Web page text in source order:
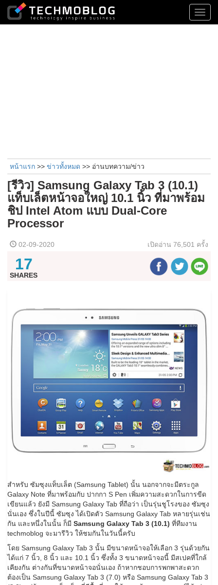
หน้าแรก >> ข่าวทั้งหมด >> อ่านบทความ/ข่าว
[รีวิว] Samsung Galaxy Tab 3 (10.1)
แท็บเล็ตหน้าจอใหญ่ 10.1 นิ้ว ที่มาพร้อม
ชิป Intel Atom แบบ Dual-Core
Processor
02-09-2020 เปิดอ่าน 76,501 ครั้ง
17
SHARES
สำหรับ ซัมซุงแท็บเล็ต (Samsung Tablet) นั้น นอกจากจะมีตระกูล
Galaxy Note ที่มาพร้อมกับ ปากกา S Pen เพิ่มความสะดวกในการขีด
เขียนแล้ว ยังมี Samsung Galaxy Tab ที่ถือว่า เป็นรุ่นชูโรงของ ซัมซุง
นั่นเอง ซึ่งในปีนี้ ซัมซุง ได้เปิดตัว Samsung Galaxy Tab หลายรุ่นเช่น
กัน และหนึ่งในนั้น ก็มี Samsung Galaxy Tab 3 (10.1) ที่ทีมงาน
techmoblog จะมารีวิว ให้ชมกันในวันนี้ครับ
โดย Samsung Galaxy Tab 3 นั้น มีขนาดหน้าจอให้เลือก 3 รุ่นด้วยกัน
ได้แก่ 7 นิ้ว, 8 นิ้ว และ 10.1 นิ้ว ซึ่งทั้ง 3 ขนาดหน้าจอนี้ มีสเปคที่ใกล้
เคียงกัน ต่างกันที่ขนาดหน้าจอนั่นเอง ถ้าหากชอบการพกพาสะดวก
ต้องเป็น Samsung Galaxy Tab 3 (7.0) หรือ Samsung Galaxy Tab 3